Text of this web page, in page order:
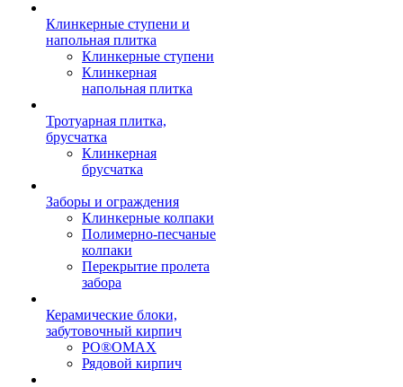
Клинкерные ступени и
напольная плитка
Клинкерные ступени
Клинкерная
напольная плитка
Тротуарная плитка,
брусчатка
Клинкерная
брусчатка
Заборы и ограждения
Клинкерные колпаки
Полимерно-песчаные
колпаки
Перекрытие пролета
забора
Керамические блоки,
забутовочный кирпич
PO®OMAX
Рядовой кирпич